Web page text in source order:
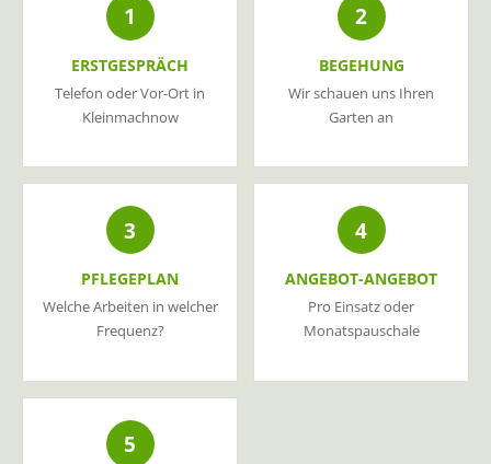
1
ERSTGESPRÄCH
Telefon oder Vor-Ort in
Kleinmachnow
2
BEGEHUNG
Wir schauen uns Ihren
Garten an
3
PFLEGEPLAN
Welche Arbeiten in welcher
Frequenz?
4
ANGEBOT-ANGEBOT
Pro Einsatz oder
Monatspauschale
5